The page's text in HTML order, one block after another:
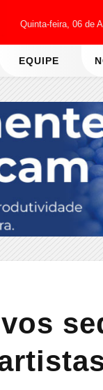
Quinta-feira, 06 de
EQUIPE